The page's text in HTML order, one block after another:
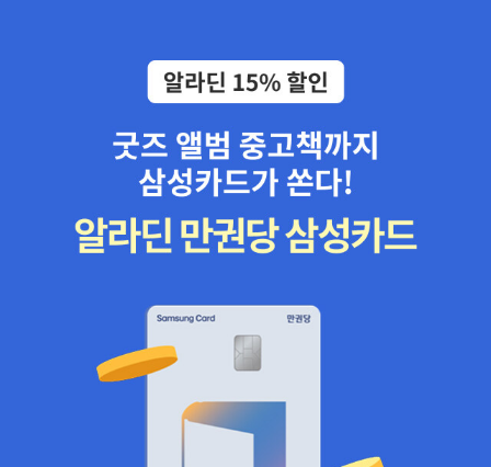
수지의 노래가 보였고, 그래서 나는 <다른 사람을 사랑하고 있어>를
재생시켜 버렸는데,이걸 듣고 나니까, 크- 수지는 yes or no 지! 하
게 되었고, 그렇게 연달아 그 노래도 재생했다.라고 써놓고 검색하다
가 그 노래 제목이 <yes or no>가 아니라 <yes no maybe>라는
걸 이제 알게 됐다.네..아 두 노래 모두 각자 저만의 이유로 슬프구먼.
저 위의 노래 <다른 사람을 사랑하고 있어> 보면 가사 중에 '다른 사
까 나도 .. 좋은 사람 좋아하면서 다른 사람 사랑한 적 있고, 어떤 때에
는 좋은 사람이라서 예스를 할까 하다가, 그렇지만 다른 사람이 툭 찌
르는 순간 뒤도 안보고 돌아갈 나일걸 알기에 노를 말한 적도 있고..
그러니까 좋은 사람..인거 너무 좋고 사람은 모두 좋은 사람이어야 하
지만, 좋은 사람을 사랑하는 것과 내가 사랑하는 사람이 좋은 사람인
기’의 시위 등 억눌려왔던 여성들의 목소리가 격렬히 울려 퍼지던 현
장을 목격하고 함께했다. 현재는 성균관대학교 사학과 명예교수로 있
으며 서울시 교육청 성평등위원장으로 활동하고 있다.지은 책으로는
《노동운동과 노동자문화》, 《민족과 페미니즘》, 《여성사 다시 쓰기》,
《주거 유토피아를 꿈꾸는 사람들》 등이 있고, 《민족주의와 역사교
육》, 《처음 읽는 여성의 역사》, 《글로벌시대에 읽는 한국 여성사》 등
을 함께 썼다.운동가를 자처해왔지만 대학이라는 공간으로 살짝 비켜
관과 과로로 점철된 고단한 삶에 대한 죄책감을 갖고 있다. 그래서 그
들의 과거가 오늘날의 페미니스트들과 공유되고 기억되기를 희망한
다. ‘올드페미’의 고민과 성찰이 ‘영페미’와 ‘헬페미’의 그것과 만나 차
이 속의 공동체(연대)를 만들고, 그곳에서 페미니즘의 미래가 열리기
를 기대한다.-알라딘 저자소개 中 펼친 부분 접기 ▲이 책은 꼭 읽어